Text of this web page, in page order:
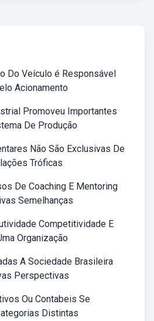
Do Veículo é Responsável
Acionamento
Promoveu Importantes
De Produção
Não São Exclusivas De
Tróficas
De Coaching E Mentoring
Semelhanças
Competitividade E
Organização
A Sociedade Brasileira
Perspectivas
Ou Contabeis Se
Distintas